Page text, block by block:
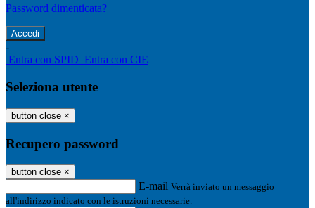
Password dimenticata?
-
Entra con SPID Entra con CIE
Seleziona utente
button close ×
Recupero password
button close ×
E-mail Verrà inviato un messaggio
all'indirizzo indicato con le istruzioni necessarie.